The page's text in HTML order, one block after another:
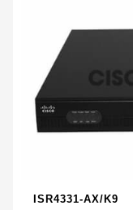
ISR4331-AX/K9